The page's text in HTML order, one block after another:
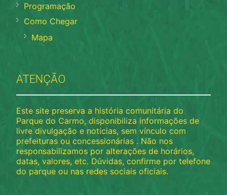
Programação
Como Chegar
Mapa
ATENÇÃO
Este site preserva a história comunitária do
Parque do Carmo, disponibiliza informações de
livre divulgação e notícias, sem vínculo com
prefeituras ou concessionárias . Não nos
responsabilizamos por alterações de horários,
datas, valores, etc. Dúvidas, confirme por telefone
do parque ou nas redes sociais oficiais.